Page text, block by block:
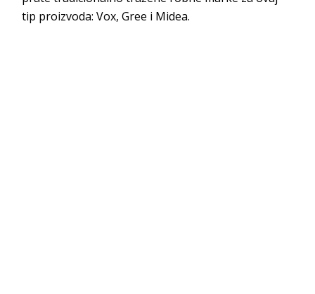
tip proizvoda: Vox, Gree i Midea.